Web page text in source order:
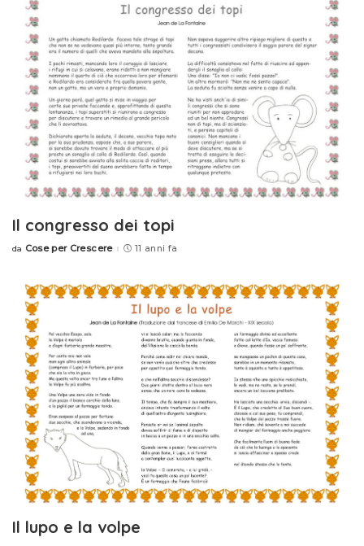
Il congresso dei topi
Posted
da Cose per Crescere 11 anni fa
Il lupo e la volpe